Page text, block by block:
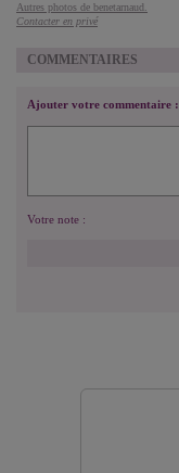
Autres photos de benetarnaud.
Contacter en privé
COMMENTAIRES
Ajouter votre commentaire :
Votre note :